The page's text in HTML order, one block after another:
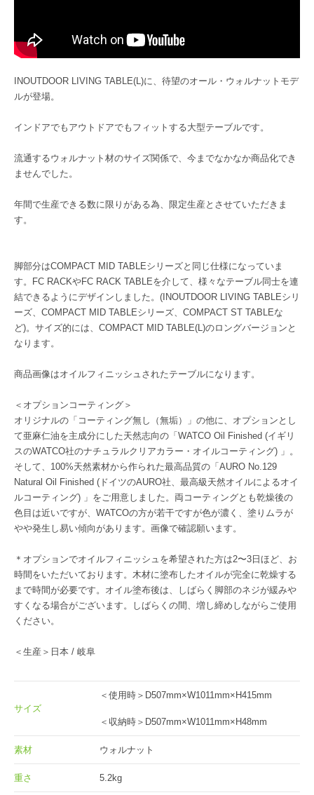
INOUTDOOR LIVING TABLE(L)に、待望のオール・ウォルナットモデ
ルが登場。
インドアでもアウトドアでもフィットする大型テーブルです。
流通するウォルナット材のサイズ関係で、今までなかなか商品化でき
ませんでした。
年間で生産できる数に限りがある為、限定生産とさせていただきま
す。
脚部分はCOMPACT MID TABLEシリーズと同じ仕様になっていま
す。FC RACKやFC RACK TABLEを介して、様々なテーブル同士を連
結できるようにデザインしました。(INOUTDOOR LIVING TABLEシリ
ーズ、COMPACT MID TABLEシリーズ、COMPACT ST TABLEな
ど)。サイズ的には、COMPACT MID TABLE(L)のロングバージョンと
なります。
商品画像はオイルフィニッシュされたテーブルになります。
＜オプションコーティング＞
オリジナルの「コーティング無し（無垢）」の他に、オプションとし
て亜麻仁油を主成分にした天然志向の「WATCO Oil Finished (イギリ
スのWATCO社のナチュラルクリアカラー・オイルコーティング) 」。
そして、100%天然素材から作られた最高品質の「AURO No.129
Natural Oil Finished (ドイツのAURO社、最高級天然オイルによるオイ
ルコーティング) 」をご用意しました。両コーティングとも乾燥後の
色目は近いですが、WATCOの方が若干ですが色が濃く、塗りムラが
やや発生し易い傾向があります。画像で確認願います。
＊オプションでオイルフィニッシュを希望された方は2〜3日ほど、お
時間をいただいております。木材に塗布したオイルが完全に乾燥する
まで時間が必要です。オイル塗布後は、しばらく脚部のネジが緩みや
すくなる場合がございます。しばらくの間、増し締めしながらご使用
ください。
＜生産＞日本 / 岐阜
サイズ
＜使用時＞D507mm×W1011mm×H415mm
＜収納時＞D507mm×W1011mm×H48mm
素材 ウォルナット
重さ 5.2kg